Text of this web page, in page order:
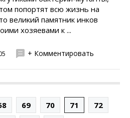
попортят всю жизнь на
великий памятник инков
хозяевами к ...
+ Комментировать
69 70 71
72